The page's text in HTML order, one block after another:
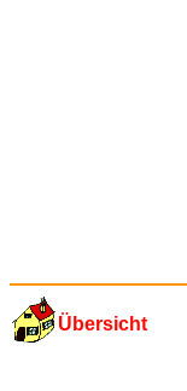
Übersicht